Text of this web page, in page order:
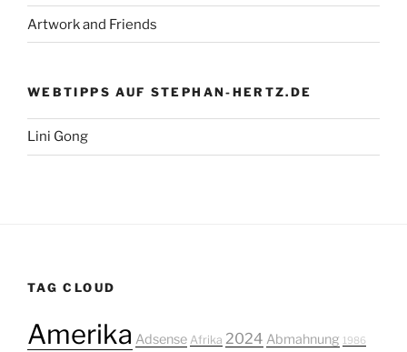
Artwork and Friends
WEBTIPPS AUF STEPHAN-HERTZ.DE
Lini Gong
TAG CLOUD
Amerika Adsense Afrika 2024 Abmahnung 1986